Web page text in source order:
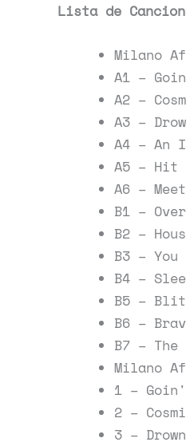
Lista de
Milano
A1 –
A2 –
A3 –
A4 – An
A5 – Hit
A6 –
B1 –
B2 –
B3 – You
B4 –
B5 –
B6 –
B7 – The
Milano
1 –
2 –
3 –